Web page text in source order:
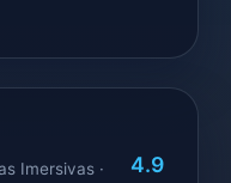
Imersivas ·
4.9